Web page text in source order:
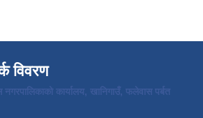
विवरण
कार्यालय, खानिगाउँ, फलेवास पर्बत